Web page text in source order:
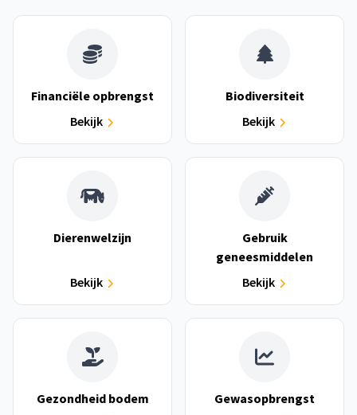
Financiële opbrengst
Bekijk
Biodiversiteit
Bekijk
Dierenwelzijn
Bekijk
Gebruik
geneesmiddelen
Bekijk
Gezondheid bodem
Gewasopbrengst